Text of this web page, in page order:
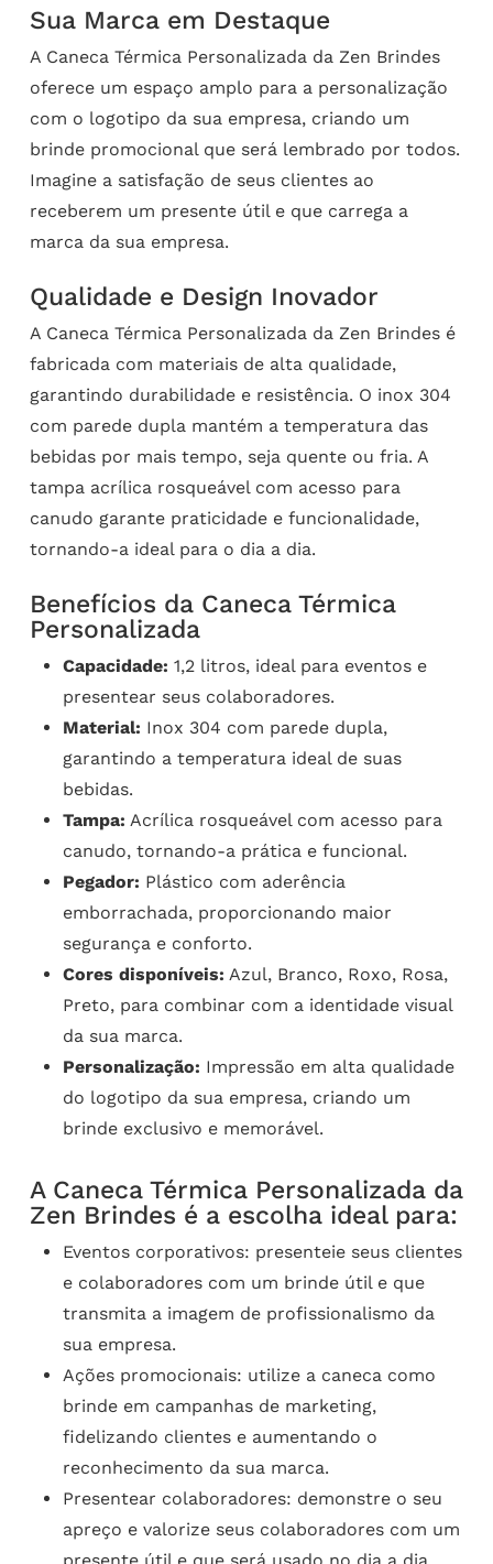
Sua Marca em Destaque
A Caneca Térmica Personalizada da Zen Brindes
oferece um espaço amplo para a personalização
com o logotipo da sua empresa, criando um
brinde promocional que será lembrado por todos.
Imagine a satisfação de seus clientes ao
receberem um presente útil e que carrega a
marca da sua empresa.
Qualidade e Design Inovador
A Caneca Térmica Personalizada da Zen Brindes é
fabricada com materiais de alta qualidade,
garantindo durabilidade e resistência. O inox 304
com parede dupla mantém a temperatura das
bebidas por mais tempo, seja quente ou fria. A
tampa acrílica rosqueável com acesso para
canudo garante praticidade e funcionalidade,
tornando-a ideal para o dia a dia.
Benefícios da Caneca Térmica
Personalizada
Capacidade: 1,2 litros, ideal para eventos e
presentear seus colaboradores.
Material: Inox 304 com parede dupla,
garantindo a temperatura ideal de suas
bebidas.
Tampa: Acrílica rosqueável com acesso para
canudo, tornando-a prática e funcional.
Pegador: Plástico com aderência
emborrachada, proporcionando maior
segurança e conforto.
Cores disponíveis: Azul, Branco, Roxo, Rosa,
Preto, para combinar com a identidade visual
da sua marca.
Personalização: Impressão em alta qualidade
do logotipo da sua empresa, criando um
brinde exclusivo e memorável.
A Caneca Térmica Personalizada da
Zen Brindes é a escolha ideal para:
Eventos corporativos: presenteie seus clientes
e colaboradores com um brinde útil e que
transmita a imagem de profissionalismo da
sua empresa.
Ações promocionais: utilize a caneca como
brinde em campanhas de marketing,
fidelizando clientes e aumentando o
reconhecimento da sua marca.
Presentear colaboradores: demonstre o seu
apreço e valorize seus colaboradores com um